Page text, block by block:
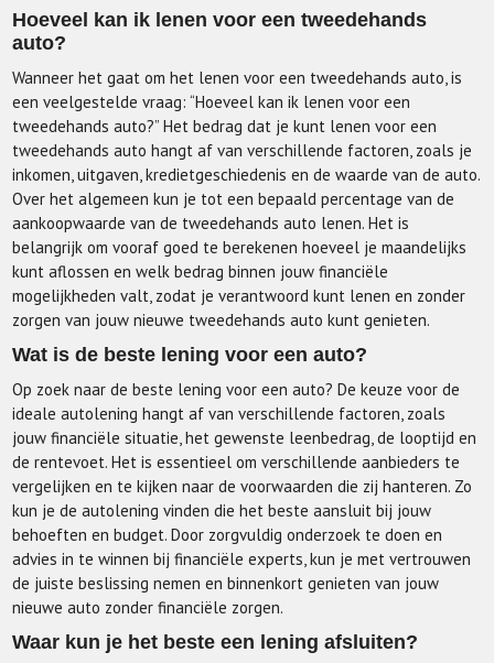
Hoeveel kan ik lenen voor een tweedehands
auto?
Wanneer het gaat om het lenen voor een tweedehands auto, is
een veelgestelde vraag: “Hoeveel kan ik lenen voor een
tweedehands auto?” Het bedrag dat je kunt lenen voor een
tweedehands auto hangt af van verschillende factoren, zoals je
inkomen, uitgaven, kredietgeschiedenis en de waarde van de auto.
Over het algemeen kun je tot een bepaald percentage van de
aankoopwaarde van de tweedehands auto lenen. Het is
belangrijk om vooraf goed te berekenen hoeveel je maandelijks
kunt aflossen en welk bedrag binnen jouw financiële
mogelijkheden valt, zodat je verantwoord kunt lenen en zonder
zorgen van jouw nieuwe tweedehands auto kunt genieten.
Wat is de beste lening voor een auto?
Op zoek naar de beste lening voor een auto? De keuze voor de
ideale autolening hangt af van verschillende factoren, zoals
jouw financiële situatie, het gewenste leenbedrag, de looptijd en
de rentevoet. Het is essentieel om verschillende aanbieders te
vergelijken en te kijken naar de voorwaarden die zij hanteren. Zo
kun je de autolening vinden die het beste aansluit bij jouw
behoeften en budget. Door zorgvuldig onderzoek te doen en
advies in te winnen bij financiële experts, kun je met vertrouwen
de juiste beslissing nemen en binnenkort genieten van jouw
nieuwe auto zonder financiële zorgen.
Waar kun je het beste een lening afsluiten?